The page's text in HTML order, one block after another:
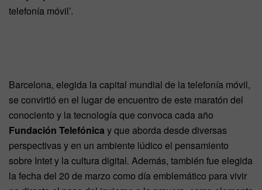
telefonía móvil’.
Barcelona, elegida la capital mundial de la telefonía móvil,
se convirtió en el lugar de encuentro de este maratón del
conociento y la tecnología que convoca cada año
Fundación Telefónica y que aborda desde diversas
perspectivas y en un ambiente lúdico el pensamiento
sobre Intet y la cultura digital. Además, también fue elegida
la fecha del 20 de marzo como día emblemático para vivir